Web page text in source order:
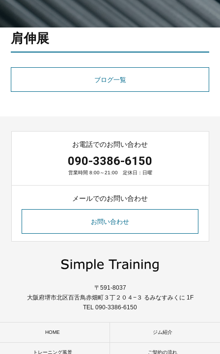
肩伸展
ブログ一覧
お電話でのお問い合わせ
090-3386-6150
営業時間 8:00～21:00 定休日：日曜
メールでのお問い合わせ
お問い合わせ
〒591-8037
大阪府堺市北区百舌鳥赤畑町３丁２０４−３ るみなすみくに 1F
TEL 090-3386-6150
HOME ジム紹介
トレーニング風景 ご契約の流れ